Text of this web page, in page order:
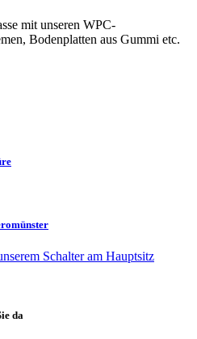
mit unseren WPC-
Bodenplatten aus Gummi etc.
Schalter am Hauptsitz
da